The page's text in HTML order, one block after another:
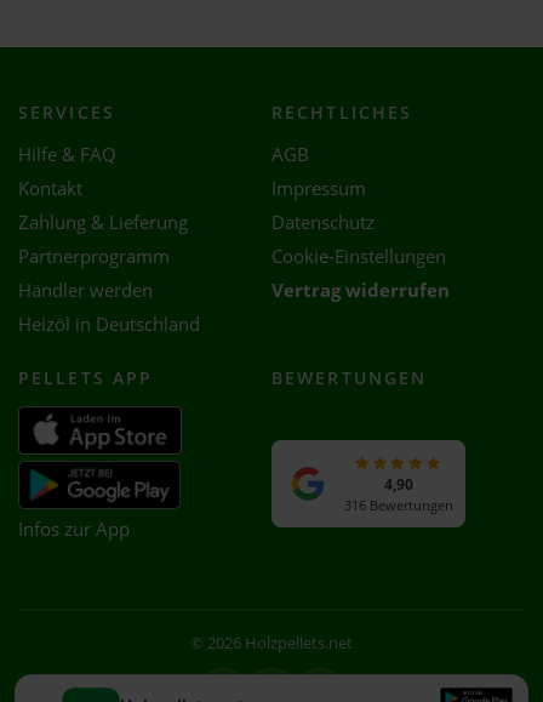
SERVICES
Hilfe & FAQ
Kontakt
Zahlung & Lieferung
Partnerprogramm
Händler werden
Heizöl in Deutschland
RECHTLICHES
AGB
Impressum
Datenschutz
Cookie-Einstellungen
Vertrag widerrufen
PELLETS APP
Infos zur App
BEWERTUNGEN
4,90
316 Bewertungen
© 2026 Holzpellets.net